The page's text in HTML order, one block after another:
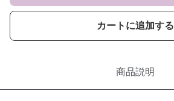
カートに追加する
商品説明